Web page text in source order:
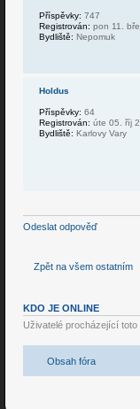
Příspěvky: 747
Registrován: pon 11.
Bydliště: Nepomuk
Holdus
Příspěvky: 64
Registrován: úte 05. říj
Bydliště: Karlovy Vary
Odeslat odpověď
Zpět na všem ostatním
KDO JE ONLINE
Uživatelé procházející
Obsah fóra